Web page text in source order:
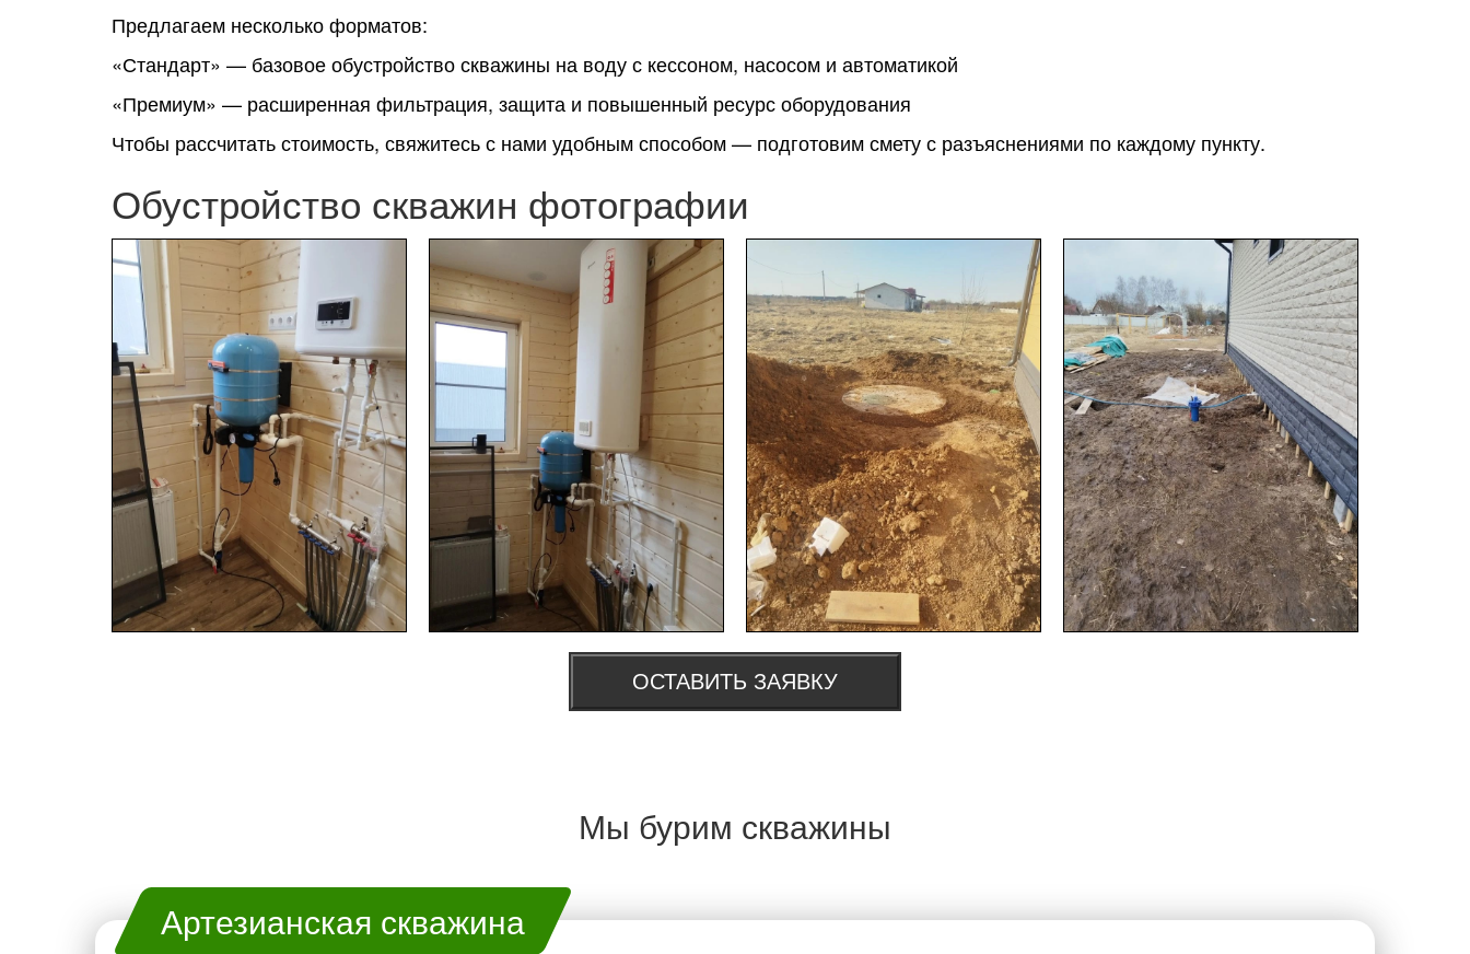
Предлагаем несколько форматов:
«Стандарт» — базовое обустройство скважины на воду с кессоном, насосом и автоматикой
«Премиум» — расширенная фильтрация, защита и повышенный ресурс оборудования
Чтобы рассчитать стоимость, свяжитесь с нами удобным способом — подготовим смету с разъяснениями по каждому пункту.
Обустройство скважин фотографии
ОСТАВИТЬ ЗАЯВКУ
Мы бурим скважины
Артезианская скважина